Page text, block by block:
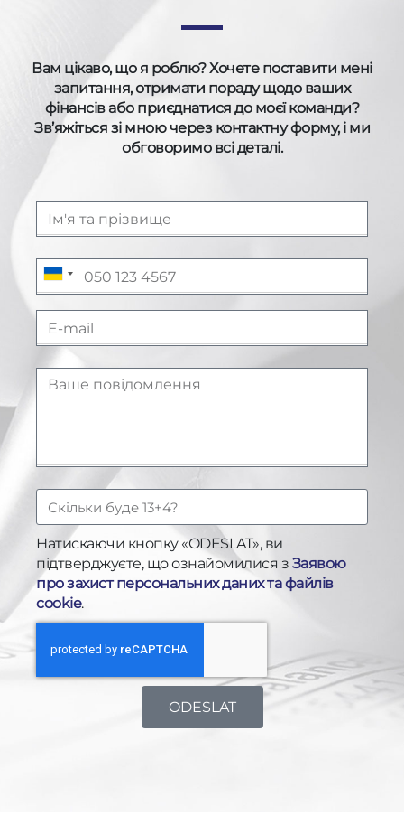
Вам цікаво, що я роблю? Хочете поставити мені
запитання, отримати пораду щодо ваших
фінансів або приєднатися до моєї команди?
Зв’яжіться зі мною через контактну форму, і ми
обговоримо всі деталі.
U
k
a
n
Натискаючи кнопку «ODESLAT», ви
підтверджуєте, що ознайомилися з Заявою
про захист персональних даних та файлів
cookie.
ODESLAT